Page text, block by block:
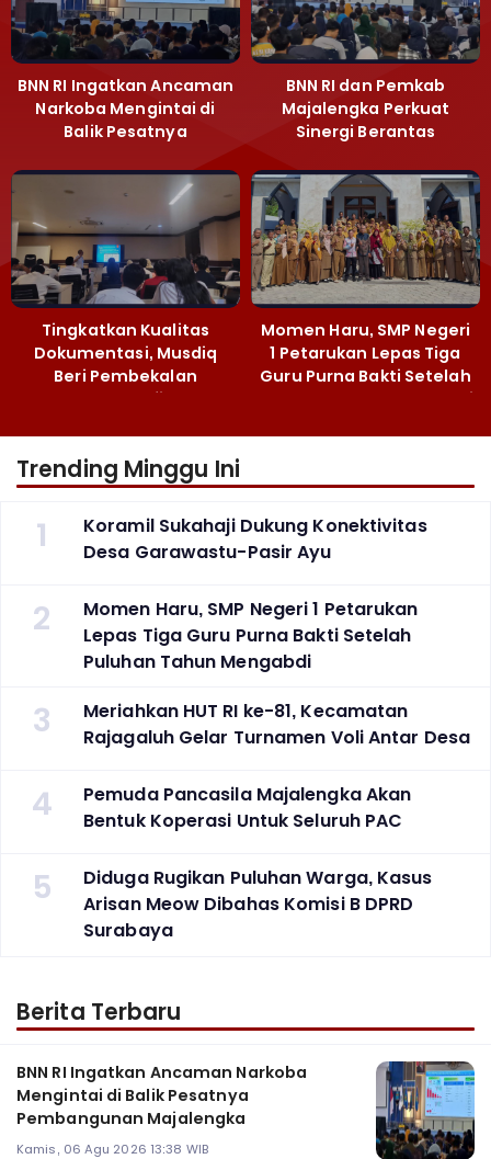
BNN RI Ingatkan Ancaman
Narkoba Mengintai di
Balik Pesatnya
Majalengka
BNN RI dan Pemkab
Majalengka Perkuat
Sinergi Berantas
Narkoba
Tingkatkan Kualitas
Dokumentasi, Musdiq
Beri Pembekalan
Fotografi ‎
Momen Haru, SMP Negeri
1 Petarukan Lepas Tiga
Guru Purna Bakti Setelah
Puluhan Tahun Mengabdi
Trending Minggu Ini
1
Koramil Sukahaji Dukung Konektivitas
Desa Garawastu-Pasir Ayu
2
Momen Haru, SMP Negeri 1 Petarukan
Lepas Tiga Guru Purna Bakti Setelah
Puluhan Tahun Mengabdi
3
Meriahkan HUT RI ke-81, Kecamatan
Rajagaluh Gelar Turnamen Voli Antar Desa
4
Pemuda Pancasila Majalengka Akan
Bentuk Koperasi Untuk Seluruh PAC
5
Diduga Rugikan Puluhan Warga, Kasus
Arisan Meow Dibahas Komisi B DPRD
Surabaya ‎
Berita Terbaru
BNN RI Ingatkan Ancaman Narkoba
Mengintai di Balik Pesatnya
Pembangunan Majalengka
Kamis, 06 Agu 2026 13:38 WIB